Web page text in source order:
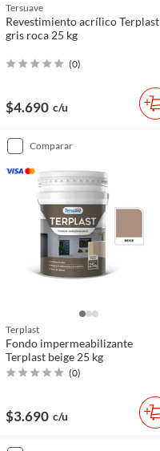
Tersuave
Revestimiento acrílico Terplast
gris roca 25 kg
(0)
$4.690 c/u
comparar
Terplast
Fondo impermeabilizante
Terplast beige 25 kg
(0)
$3.690 c/u